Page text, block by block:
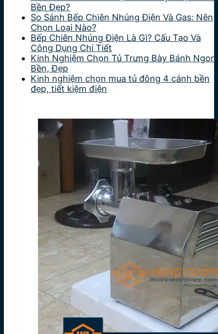
Bền Đẹp?
So Sánh Bếp Chiên Nhúng Điện Và Gas: Nên
Chọn Loại Nào?
Bếp Chiên Nhúng Điện Là Gì? Cấu Tạo Và
Công Dụng Chi Tiết
Kinh Nghiệm Chọn Tủ Trưng Bày Bánh Ngon,
Bền, Đẹp
Kinh nghiệm chọn mua tủ đông 4 cánh bền
đẹp, tiết kiệm điện